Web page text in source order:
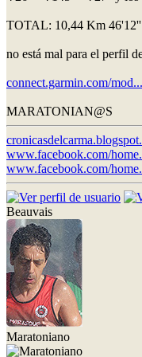
TOTAL: 10,44 Km
no está mal para el perfil
connect.garmin.com/
MARATONIAN@S
www.facebook.com/
www.facebook.com/
Beauvais
Maratoniano